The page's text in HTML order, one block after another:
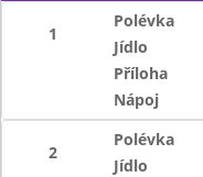
1
Polévka
Jídlo
Příloha
Nápoj
2
Polévka
Jídlo